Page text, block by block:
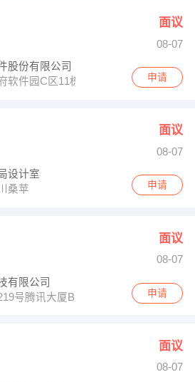
面议
08-07
股份有限公司
软件园C区11栋7楼（地铁1号线天府五
申请
面议
08-07
设计室
桑苹
申请
面议
08-07
有限公司
号腾讯大厦B座4楼11号
申请
面议
08-07